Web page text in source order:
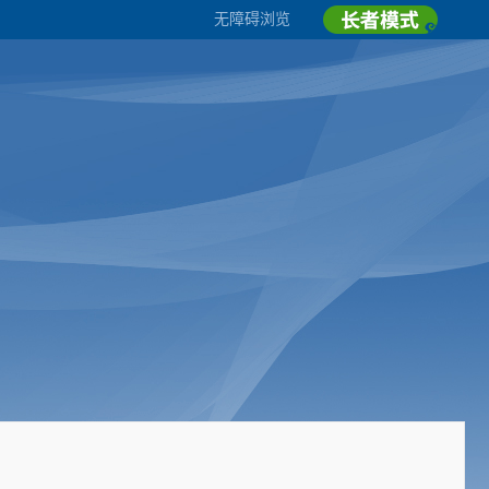
无障碍浏览